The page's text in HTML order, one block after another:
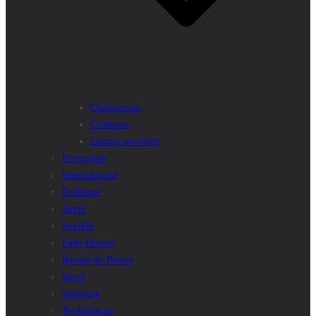
Chroniques
Critiques
Lettres ouvertes
Economie
International
Politique
Santé
Société
Faits Divers
Revue de Presse
Sport
Stratégie
Technology